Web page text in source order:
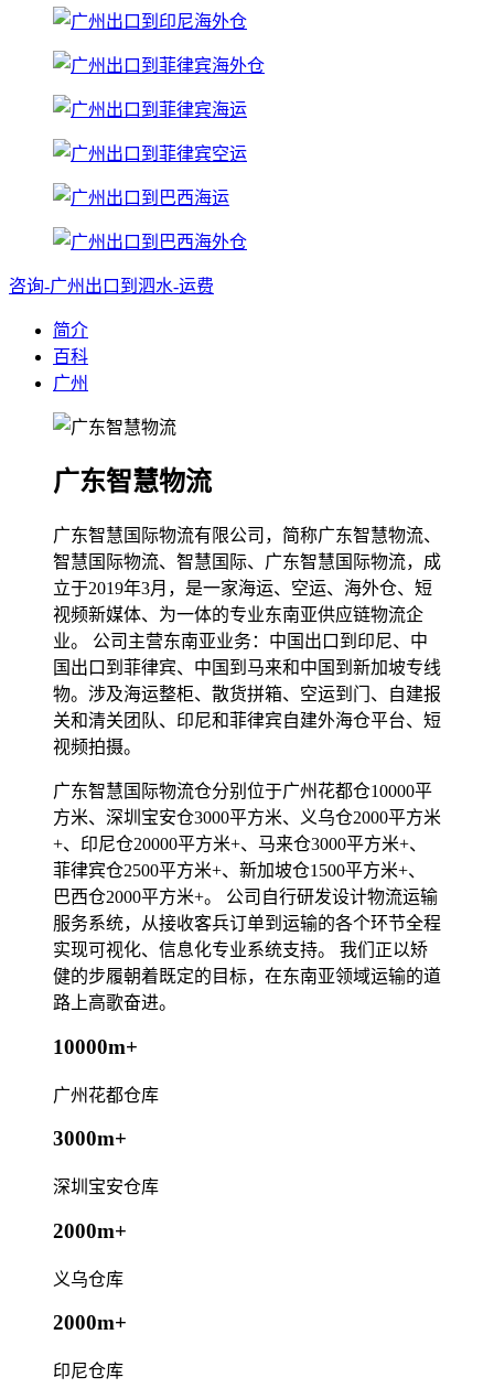
咨询-广州出口到泗水-运费
简介
百科
广州
广东智慧物流
广东智慧国际物流有限公司，简称广东智慧物流、
智慧国际物流、智慧国际、广东智慧国际物流，成
立于2019年3月，是一家海运、空运、海外仓、短
视频新媒体、为一体的专业东南亚供应链物流企
业。 公司主营东南亚业务：中国出口到印尼、中
国出口到菲律宾、中国到马来和中国到新加坡专线
物。涉及海运整柜、散货拼箱、空运到门、自建报
关和清关团队、印尼和菲律宾自建外海仓平台、短
视频拍摄。
广东智慧国际物流仓分别位于广州花都仓10000平
方米、深圳宝安仓3000平方米、义乌仓2000平方米
+、印尼仓20000平方米+、马来仓3000平方米+、
菲律宾仓2500平方米+、新加坡仓1500平方米+、
巴西仓2000平方米+。 公司自行研发设计物流运输
服务系统，从接收客兵订单到运输的各个环节全程
实现可视化、信息化专业系统支持。 我们正以矫
健的步履朝着既定的目标，在东南亚领域运输的道
路上高歌奋进。
10000m+
广州花都仓库
3000m+
深圳宝安仓库
2000m+
义乌仓库
2000m+
印尼仓库